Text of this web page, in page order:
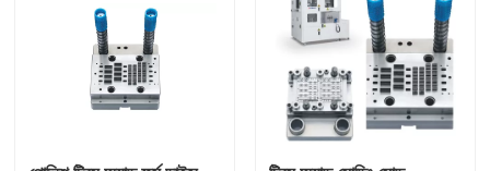
আমাদের সম্বন্ধে